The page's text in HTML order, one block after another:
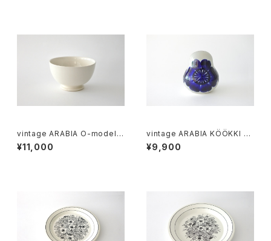
vintage ARABIA O-model b
owl ivory / ヴィンテージ アラ
ビア ボウル アイボリー
¥11,000
vintage ARABIA KÖÖKKI sa
lt＆pepper shaker cobalt /
ヴィンテージ アラビア ソルト＆
¥9,900